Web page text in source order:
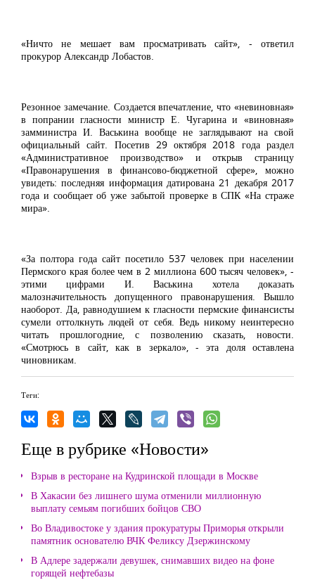
«Ничто не мешает вам просматривать сайт», - ответил
прокурор Александр Лобастов.
Резонное замечание. Создается впечатление, что «невиновная»
в попрании гласности министр Е. Чугарина и «виновная»
замминистра И. Васькина вообще не заглядывают на свой
официальный сайт. Посетив 29 октября 2018 года раздел
«Административное производство» и открыв страницу
«Правонарушения в финансово-бюджетной сфере», можно
увидеть: последняя информация датирована 21 декабря 2017
года и сообщает об уже забытой проверке в СПК «На страже
мира».
«За полтора года сайт посетило 537 человек при населении
Пермского края более чем в 2 миллиона 600 тысяч человек», -
этими цифрами И. Васькина хотела доказать
малозначительность допущенного правонарушения. Вышло
наоборот. Да, равнодушием к гласности пермские финансисты
сумели оттолкнуть людей от себя. Ведь никому неинтересно
читать прошлогодние, с позволению сказать, новости.
«Смотрюсь в сайт, как в зеркало», - эта доля оставлена
чиновникам.
Теги:
Еще в рубрике «Новости»
Взрыв в ресторане на Кудринской площади в Москве
В Хакасии без лишнего шума отменили миллионную
выплату семьям погибших бойцов СВО
Во Владивостоке у здания прокуратуры Приморья открыли
памятник основателю ВЧК Феликсу Дзержинскому
В Адлере задержали девушек, снимавших видео на фоне
горящей нефтебазы